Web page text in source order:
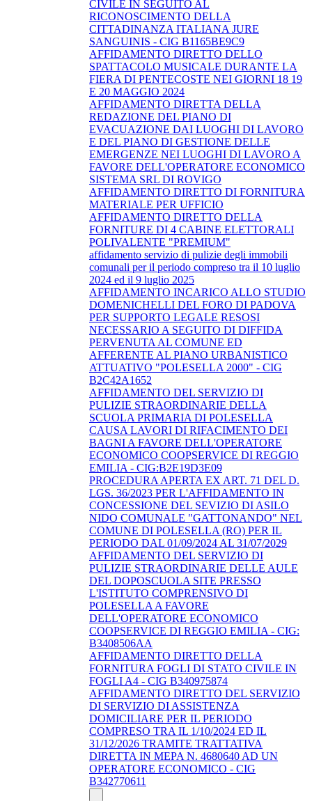
CIVILE IN SEGUITO AL
RICONOSCIMENTO DELLA
CITTADINANZA ITALIANA JURE
SANGUINIS - CIG B1165BE9C9
AFFIDAMENTO DIRETTO DELLO
SPATTACOLO MUSICALE DURANTE LA
FIERA DI PENTECOSTE NEI GIORNI 18 19
E 20 MAGGIO 2024
AFFIDAMENTO DIRETTA DELLA
REDAZIONE DEL PIANO DI
EVACUAZIONE DAI LUOGHI DI LAVORO
E DEL PIANO DI GESTIONE DELLE
EMERGENZE NEI LUOGHI DI LAVORO A
FAVORE DELL'OPERATORE ECONOMICO
SISTEMA SRL DI ROVIGO
AFFIDAMENTO DIRETTO DI FORNITURA
MATERIALE PER UFFICIO
AFFIDAMENTO DIRETTO DELLA
FORNITURE DI 4 CABINE ELETTORALI
POLIVALENTE "PREMIUM"
affidamento servizio di pulizie degli immobili
comunali per il periodo compreso tra il 10 luglio
2024 ed il 9 luglio 2025
AFFIDAMENTO INCARICO ALLO STUDIO
DOMENICHELLI DEL FORO DI PADOVA
PER SUPPORTO LEGALE RESOSI
NECESSARIO A SEGUITO DI DIFFIDA
PERVENUTA AL COMUNE ED
AFFERENTE AL PIANO URBANISTICO
ATTUATIVO "POLESELLA 2000" - CIG
B2C42A1652
AFFIDAMENTO DEL SERVIZIO DI
PULIZIE STRAORDINARIE DELLA
SCUOLA PRIMARIA DI POLESELLA
CAUSA LAVORI DI RIFACIMENTO DEI
BAGNI A FAVORE DELL'OPERATORE
ECONOMICO COOPSERVICE DI REGGIO
EMILIA - CIG:B2E19D3E09
PROCEDURA APERTA EX ART. 71 DEL D.
LGS. 36/2023 PER L'AFFIDAMENTO IN
CONCESSIONE DEL SEVIZIO DI ASILO
NIDO COMUNALE "GATTONANDO" NEL
COMUNE DI POLESELLA (RO) PER IL
PERIODO DAL 01/09/2024 AL 31/07/2029
AFFIDAMENTO DEL SERVIZIO DI
PULIZIE STRAORDINARIE DELLE AULE
DEL DOPOSCUOLA SITE PRESSO
L'ISTITUTO COMPRENSIVO DI
POLESELLA A FAVORE
DELL'OPERATORE ECONOMICO
COOPSERVICE DI REGGIO EMILIA - CIG:
B3408506AA
AFFIDAMENTO DIRETTO DELLA
FORNITURA FOGLI DI STATO CIVILE IN
FOGLI A4 - CIG B340975874
AFFIDAMENTO DIRETTO DEL SERVIZIO
DI SERVIZIO DI ASSISTENZA
DOMICILIARE PER IL PERIODO
COMPRESO TRA IL 1/10/2024 ED IL
31/12/2026 TRAMITE TRATTATIVA
DIRETTA IN MEPA N. 4680640 AD UN
OPERATORE ECONOMICO - CIG
B342770611